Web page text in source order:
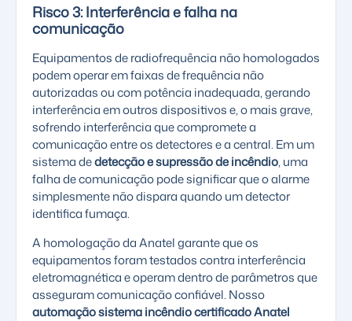
Risco 3: Interferência e falha na
comunicação
Equipamentos de radiofrequência não homologados
podem operar em faixas de frequência não
autorizadas ou com potência inadequada, gerando
interferência em outros dispositivos e, o mais grave,
sofrendo interferência que compromete a
comunicação entre os detectores e a central. Em um
sistema dedetecção e supressão de incêndio, uma
falha de comunicação pode significar que o alarme
simplesmente não dispara quando um detector
identifica fumaça.
A homologação da Anatel garante que os
equipamentos foram testados contra interferência
eletromagnética e operam dentro de parâmetros que
asseguram comunicação confiável. Nosso
automação sistema incêndio certificado Anatel